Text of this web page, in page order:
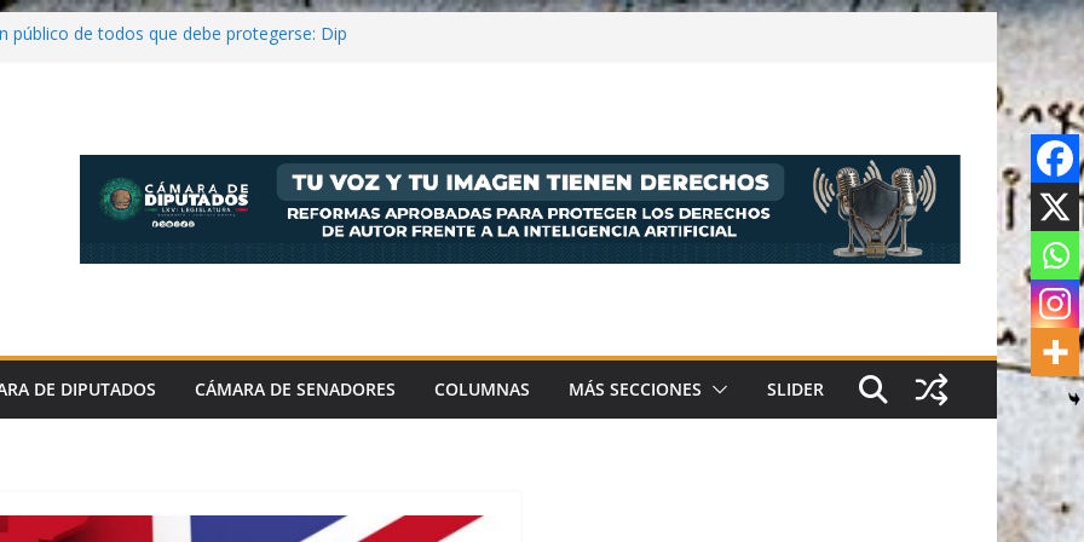
público de todos que debe protegerse: Dip
y riesgoso ante retos científicos
Jornada Nacional de Reforestación 2026;
de árboles y plantas
DE DIPUTADOS CÁMARA DE SENADORES COLUMNAS MÁS SECCIONES SLIDER